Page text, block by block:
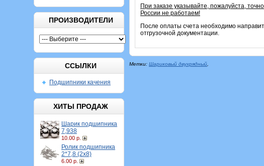
ПРОИЗВОДИТЕЛИ
ССЫЛКИ
Подшипники качения
ХИТЫ ПРОДАЖ
Шарик подшипника
7,938
10.00 р.
Ролик подшипника
2*7,8 (2х8)
6.00 р.
При заказе указывайте, пожалуйста,
России не работаем!
После оплаты счета необходимо
отгрузочной документации.
Метки: Шариковый двухрядный